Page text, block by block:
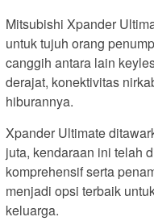
Mitsubishi Xpander
untuk tujuh orang
canggih antara lain
derajat, konektivitas
hiburannya.
Xpander Ultimate
juta, kendaraan ini telah
komprehensif serta
menjadi opsi terbaik
keluarga.